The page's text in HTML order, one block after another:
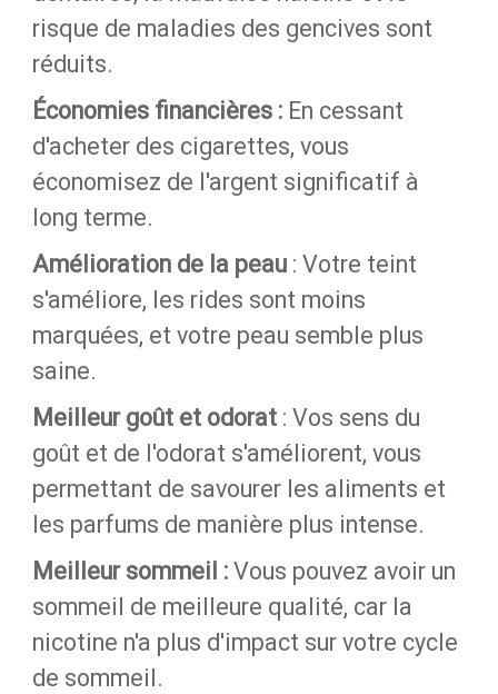
risque de maladies des gencives sont
réduits.
Économies financières : En cessant
d'acheter des cigarettes, vous
économisez de l'argent significatif à
long terme.
Amélioration de la peau : Votre teint
s'améliore, les rides sont moins
marquées, et votre peau semble plus
saine.
Meilleur goût et odorat : Vos sens du
goût et de l'odorat s'améliorent, vous
permettant de savourer les aliments et
les parfums de manière plus intense.
Meilleur sommeil : Vous pouvez avoir un
sommeil de meilleure qualité, car la
nicotine n'a plus d'impact sur votre cycle
de sommeil.